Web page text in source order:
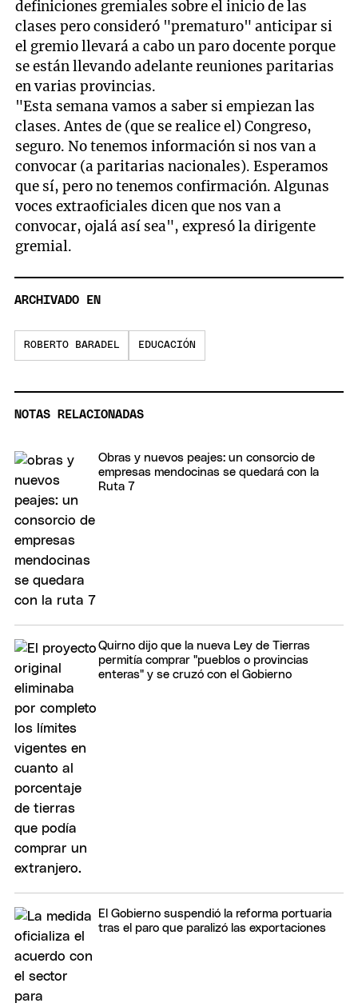
definiciones gremiales sobre el inicio de las
clases pero consideró "prematuro" anticipar si
el gremio llevará a cabo un paro docente porque
se están llevando adelante reuniones paritarias
en varias provincias.
"Esta semana vamos a saber si empiezan las
clases. Antes de (que se realice el) Congreso,
seguro. No tenemos información si nos van a
convocar (a paritarias nacionales). Esperamos
que sí, pero no tenemos confirmación. Algunas
voces extraoficiales dicen que nos van a
convocar, ojalá así sea", expresó la dirigente
gremial.
ARCHIVADO EN
ROBERTO BARADEL EDUCACIÓN
NOTAS RELACIONADAS
Obras y nuevos peajes: un consorcio de
empresas mendocinas se quedará con la
Ruta 7
Quirno dijo que la nueva Ley de Tierras
permitía comprar "pueblos o provincias
enteras" y se cruzó con el Gobierno
El Gobierno suspendió la reforma portuaria
tras el paro que paralizó las exportaciones